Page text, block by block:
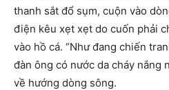
thanh sắt đổ sụm, cuộn vào
điện kêu xẹt xẹt do cuốn phải
vào hồ cá. “Như đang chiến
đàn ông có nước da cháy nắng
về hướng dòng sông.